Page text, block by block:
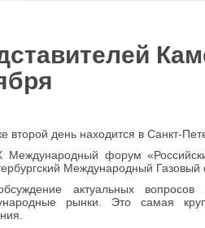
второй день находится в Санкт-
форум
Международный Газовый
актуальных вопросов
рынки. Это самая